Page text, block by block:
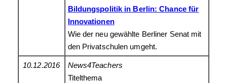
Bildungspolitik in Berlin: Chance für
Innovationen
Wie der neu gewählte Berliner Senat mit
den Privatschulen umgeht.
10.12.2016
News4Teachers
Titelthema